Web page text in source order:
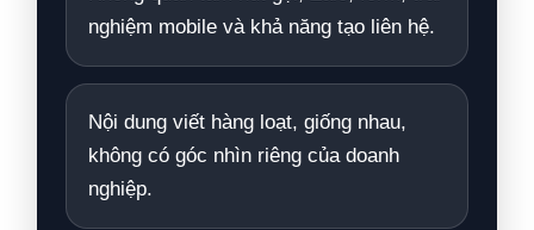
nghiệm mobile và khả năng tạo liên hệ.
Nội dung viết hàng loạt, giống nhau,
không có góc nhìn riêng của doanh
nghiệp.